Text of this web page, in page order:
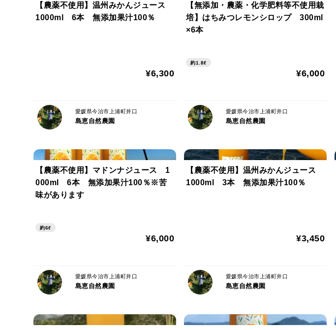
【農薬不使用】温州みかんジュース
1000ml 6本 無添加果汁100％
¥6,300
愛媛県今治市上浦町井口
島恵自然農園
【無添加・農薬・化学肥料等不使用栽
培】はちみつレモンシロップ 300ml
×6本
約1.8ℓ
¥6,000
愛媛県今治市上浦町井口
島恵自然農園
【農薬不使用】マドンナジュース 1
000ml 6本 無添加果汁100％※苦
味があります
約6ℓ
¥6,000
愛媛県今治市上浦町井口
島恵自然農園
【農薬不使用】温州みかんジュース
1000ml 3本 無添加果汁100％
¥3,450
愛媛県今治市上浦町井口
島恵自然農園